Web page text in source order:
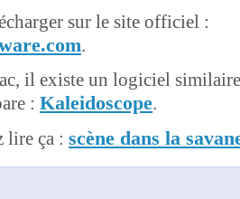
sur le site officiel :
.
il existe un logiciel
: Kaleidoscope.
lire ça : scène dans la